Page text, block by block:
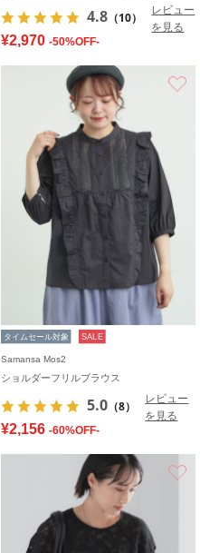
4.8 （10）
レビュー
を見る
¥2,970 -50%OFF-
タイムセール対象 SALE
Samansa Mos2
ショルダーフリルブラウス
5.0 （8）
レビュー
を見る
¥2,156 -60%OFF-